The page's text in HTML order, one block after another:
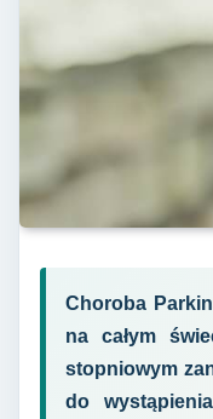
Choroba
na całym
stopniowym
do